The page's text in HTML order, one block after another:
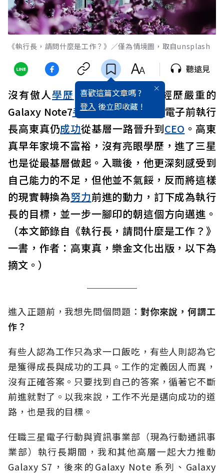
《執行長，請問什麼是工作？》／僅為情境圖，取自unsplash
喜歡這篇文章嗎 ?
登入 後立即收藏 !
聽遠見
沒有傲人學歷 ，左耳失聰，甚至經歷嚴重的
Galaxy Note7手機爆炸事件， 三星電子前執行
長高東真仍成功從基層一路晉升到CEO 。高東
真早年家境不富裕，沒有亮眼學歷，進了三星
也是從最基層做起。入職後，他更深刻感受到
自己能力的不足，但他並不氣餒，反而將這樣
的現實轉換為努力前進的動力，訂下成為執行
長的目標，並一步一腳印的朝這個方向邁進。
（本文節錄自《執行長，請問什麼是工作？》
一書，作者：高東真，樂金文化出版，以下為
摘文。）
進入正題前，我想先問個問題： 對你來說，何謂工
作？
有些人認為工作只為求一口飯吃，有些人則認為它
是獲得成長與成功的工具。工作的定義因人而異，
沒有正確答案。只要找到自己的答案，循著它不斷
前進就對了。以我來說，工作不光是邁向成功的道
路，也是我的目標。
任職三星電子行動與資訊事業部（現為行動通訊事
業部）執行長期間，我和其他高層一起大力推動
Galaxy S7，後來的Galaxy Note 系列、Galaxy